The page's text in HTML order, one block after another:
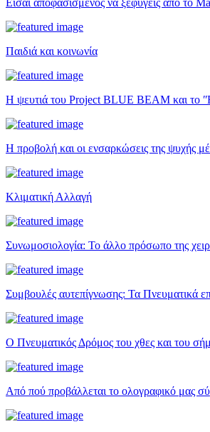
Παιδιά και κοινωνία
Η ψευτιά του Project BLUE BEAM και το
Η προβολή και οι ενσαρκώσεις της ψυχής
Κλιματική Αλλαγή
Συνωμοσιολογία: Το άλλο πρόσωπο της
Συμβουλές αυτεπίγνωσης: Τα Πνευματικά
Ο Πνευματικός Δρόμος του χθες και του
Από πού προβάλλεται το ολογραφικό μας